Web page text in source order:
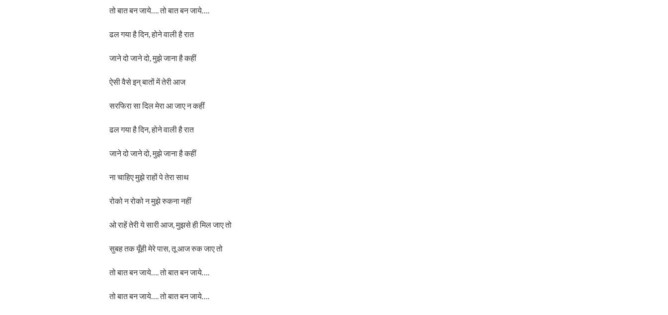
तो बात बन जाये…. तो बात बन जाये….
ढल गया है दिन, होने वाली है रात
जाने दो जाने दो, मुझे जाना है कहीं
ऐसी वैसे इन् बातों में तेरी आज
सरफिरा सा दिल मेरा आ जाए न कहीं
ढल गया है दिन, होने वाली है रात
जाने दो जाने दो, मुझे जाना है कहीं
ना चाहिए मुझे राहों पे तेरा साथ
रोको न रोको न मुझे रुकना नहीं
ओ राहें तेरी ये सारी आज, मुझसे ही मिल जाए तो
सुबह तक यूँही मेरे पास, तू आज रुक जाए तो
तो बात बन जाये…. तो बात बन जाये….
तो बात बन जाये…. तो बात बन जाये….